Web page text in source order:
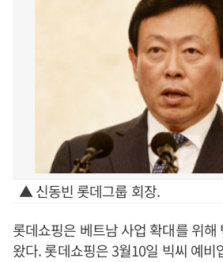
▲ 신동빈 롯데그룹 회장.
롯데쇼핑은 베트남 사업 확대를 위해
왔다. 롯데쇼핑은 3월10일 빅씨 예비